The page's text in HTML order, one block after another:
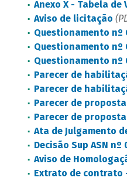
Anexo X - Tabela de
Aviso de licitação
Questionamento nº
Questionamento nº
Questionamento nº
Parecer de
Parecer de
Parecer de
Parecer de
Ata de Julgamento
Decisão Sup ASN nº
Aviso de
Extrato de contrato